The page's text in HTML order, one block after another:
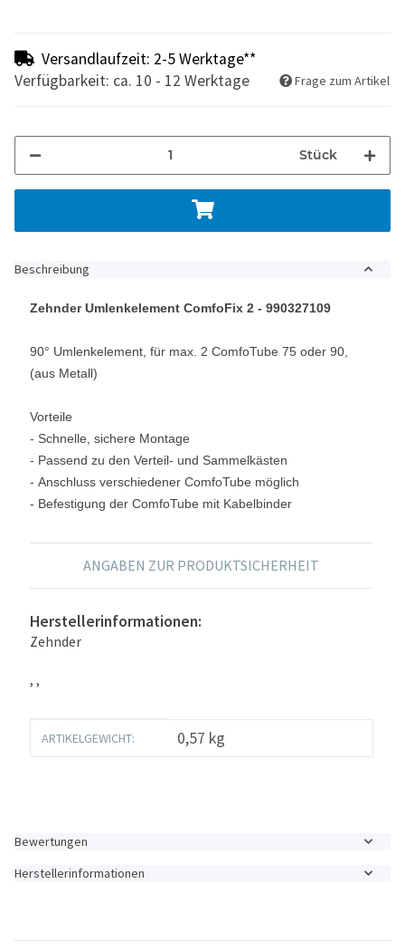
Versandlaufzeit: 2-5 Werktage**
Verfügbarkeit: ca. 10 - 12 Werktage
Frage zum Artikel
Stück
Beschreibung
Zehnder Umlenkelement ComfoFix 2 - 990327109
90° Umlenkelement, für max. 2 ComfoTube 75 oder 90,
(aus Metall)
Vorteile
- Schnelle, sichere Montage
- Passend zu den Verteil- und Sammelkästen
- Anschluss verschiedener ComfoTube möglich
- Befestigung der ComfoTube mit Kabelbinder
ANGABEN ZUR PRODUKTSICHERHEIT
Herstellerinformationen:
Zehnder
, ,
Produkteigenschaft
Wert
ARTIKELGEWICHT: 0,57 kg
Bewertungen
Herstellerinformationen